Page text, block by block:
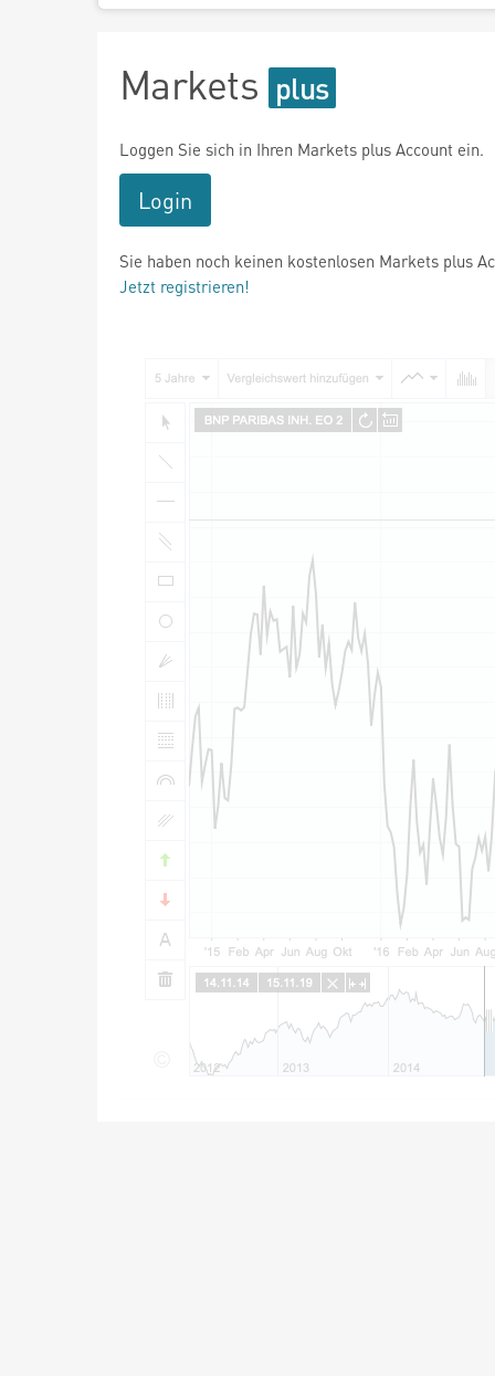
Markets
Loggen Sie sich in Ihren Markets plus Account ein.
Login
Sie haben noch keinen kostenlosen Markets plus
Jetzt registrieren!